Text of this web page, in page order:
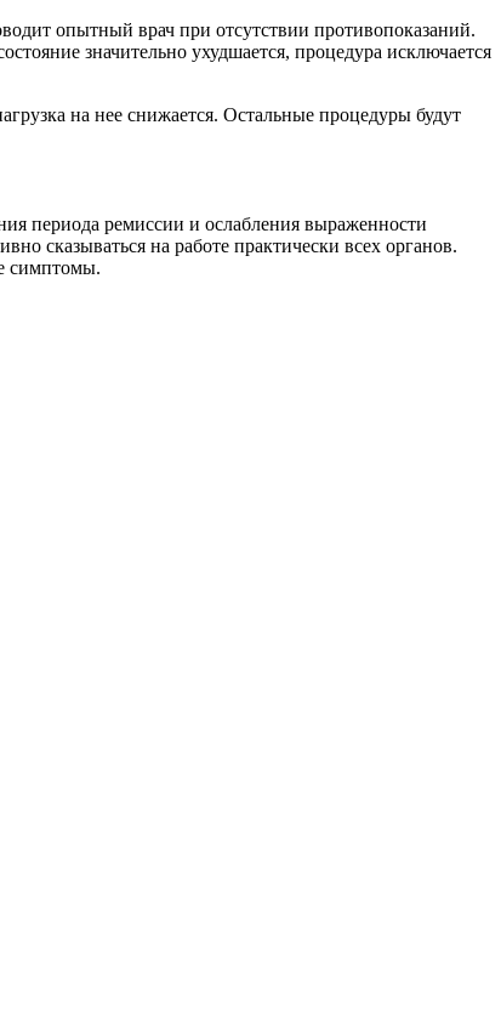
опытный врач при отсутствии противопоказаний.
значительно ухудшается, процедура исключается
на нее снижается. Остальные процедуры будут
периода ремиссии и ослабления выраженности
сказываться на работе практически всех органов.
симптомы.